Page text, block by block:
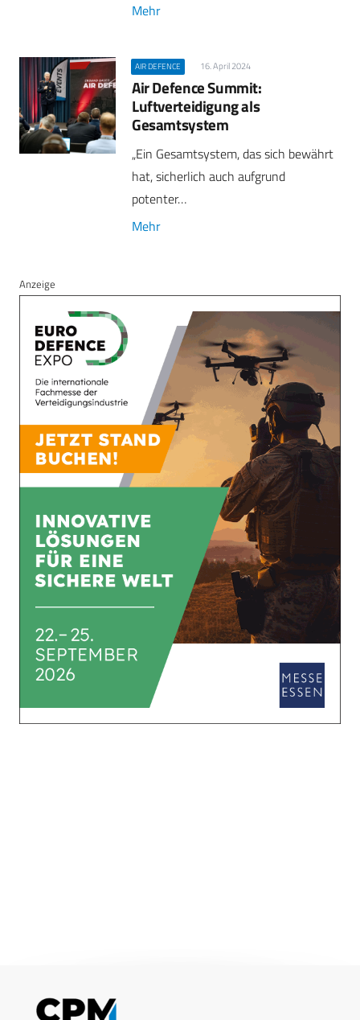
Mehr
AIR DEFENCE 16. April 2024
Air Defence Summit:
Luftverteidigung als
Gesamtsystem
„Ein Gesamtsystem, das sich bewährt
hat, sicherlich auch aufgrund
potenter…
Mehr
Anzeige